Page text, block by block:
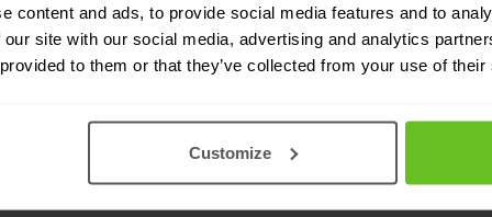
content and ads, to provide social media features and to
site with our social media, advertising and analytics
to them or that they’ve collected from your use of
Customize
en matière de cybersécurité et de SOC
d'œil aux tendances en matière de